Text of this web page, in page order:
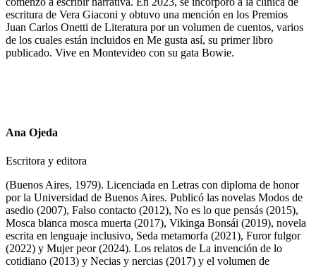
escritura de Vera Giaconi y obtuvo una mención en los Premios
Juan Carlos Onetti de Literatura por un volumen de cuentos, varios
de los cuales están incluidos en Me gusta así, su primer libro
publicado. Vive en Montevideo con su gata Bowie.
Ana Ojeda
Escritora y editora
(Buenos Aires, 1979). Licenciada en Letras con diploma de honor
por la Universidad de Buenos Aires. Publicó las novelas Modos de
asedio (2007), Falso contacto (2012), No es lo que pensás (2015),
Mosca blanca mosca muerta (2017), Vikinga Bonsái (2019), novela
escrita en lenguaje inclusivo, Seda metamorfa (2021), Furor fulgor
(2022) y Mujer peor (2024). Los relatos de La invención de lo
cotidiano (2013) y Necias y nercias (2017) y el volumen de